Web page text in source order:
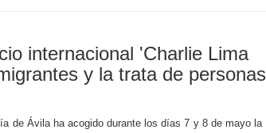
internacional 'Charlie Lima
y la trata de personas
de Ávila ha acogido durante los días 7 y 8 de mayo la